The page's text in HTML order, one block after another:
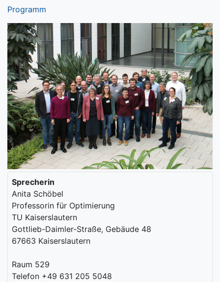
Sprecherin
Anita Schöbel
Professorin für Optimierung
TU Kaiserslautern
Gottlieb-Daimler-Straße, Gebäude 48
67663 Kaiserslautern
Raum 529
Telefon +49 631 205 5048
Programm